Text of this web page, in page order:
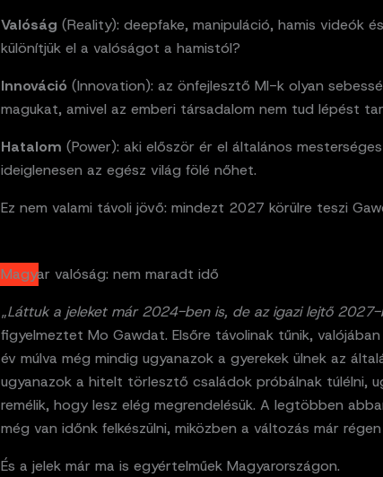
Valóság (Reality): deepfake, manipuláció, hamis videók
különítjük el a valóságot a hamistól?
Innováció (Innovation): az önfejlesztő MI-k olyan
magukat, amivel az emberi társadalom nem tud lépést
Hatalom (Power): aki először ér el általános
ideiglenesen az egész világ fölé nőhet.
Ez nem valami távoli jövő: mindezt 2027 körülre teszi
Magyar valóság: nem maradt idő
„Láttuk a jeleket már 2024-ben is, de az igazi lejtő 2027-
figyelmeztet Mo Gawdat. Elsőre távolinak tűnik,
év múlva még mindig ugyanazok a gyerekek ülnek az
ugyanazok a hitelt törlesztő családok próbálnak túlélni,
remélik, hogy lesz elég megrendelésük. A legtöbben
még van időnk felkészülni, miközben a változás már
És a jelek már ma is egyértelműek Magyarországon.